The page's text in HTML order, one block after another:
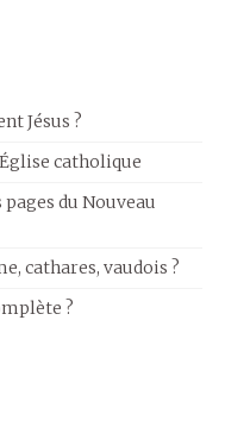
Jésus ?
catholique
du Nouveau
cathares, vaudois ?
?